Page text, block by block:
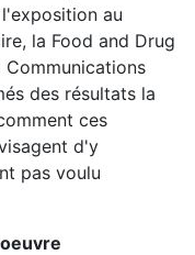
au
la Food and Drug
Communications
des résultats la
ces
d'y
pas voulu